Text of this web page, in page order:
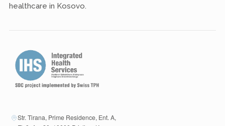
healthcare in Kosovo.
Str. Tirana, Prime Residence, Ent. A,